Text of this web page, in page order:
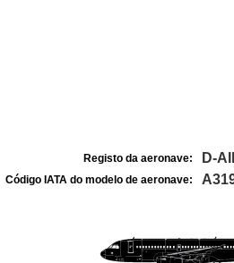
Registo da aeronave: D-
Código IATA do modelo de aeronave: